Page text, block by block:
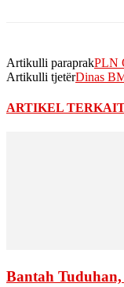
Artikulli paraprakPLN
Artikulli tjetërDinas
ARTIKEL
Bantah